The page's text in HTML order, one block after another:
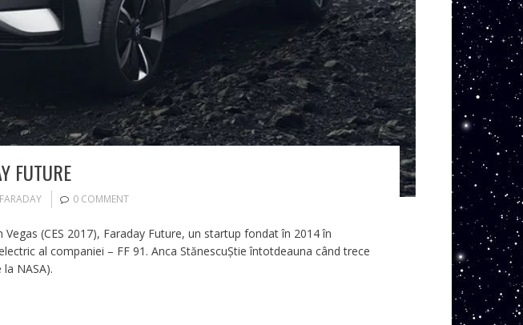
FUTURE
0 COMMENT
(CES 2017), Faraday Future, un startup fondat în 2014 în
al companiei – FF 91. Anca StănescuȘtie întotdeauna când trece
NASA).